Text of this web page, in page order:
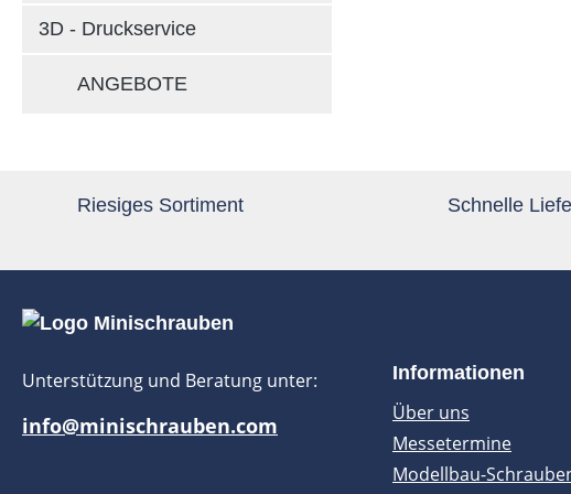
3D - Druckservice
ANGEBOTE
Riesiges Sortiment Schnelle
Unterstützung und Beratung unter:
info@minischrauben.com
Informationen
Über uns
Messetermine
Modellbau-